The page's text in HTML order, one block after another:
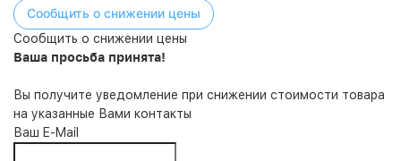
Сообщить о снижении цены
Сообщить о снижении цены
Ваша просьба принята!
Вы получите уведомление при снижении стоимости товара
на указанные Вами контакты
Ваш E-Mail